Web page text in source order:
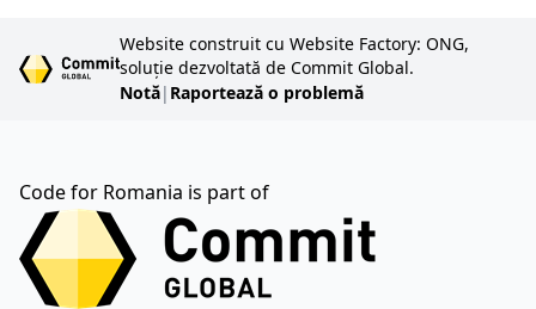
Website construit cu Website Factory: ONG,
soluție dezvoltată de Commit Global.
Notă| Raportează o problemă
Code for Romania is part of